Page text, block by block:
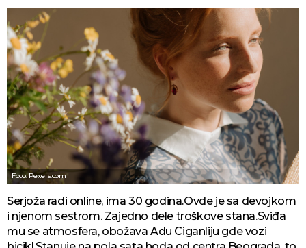
Foto: Pexels.com
Serjoža radi online, ima 30 godina.Ovde je sa devojkom
i njenom sestrom. Zajedno dele troškove stana.Sviđa
mu se atmosfera, obožava Adu Ciganliju gde vozi